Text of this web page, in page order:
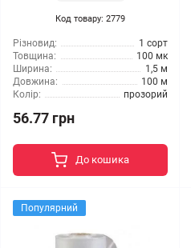
Код товару: 2779
Різновид:
1 сорт
Товщина:
100 мк
Ширина:
1,5 м
Довжина:
100 м
Колір:
прозорий
56.77 грн
До кошика
Популярний